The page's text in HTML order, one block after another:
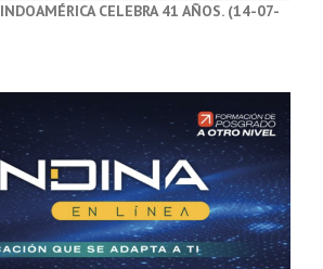
INDOAMÉRICA CELEBRA 41 AÑOS. (14-07-